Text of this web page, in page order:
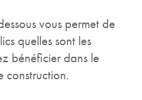
vous permet de
quelles sont les
bénéficier dans le
construction.